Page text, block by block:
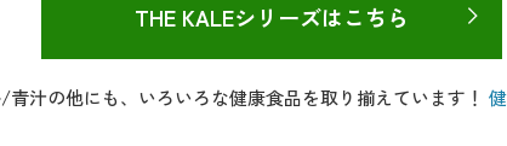
THE KALEシリーズはこちら
汁の他にも、いろいろな健康食品を取り揃えています！